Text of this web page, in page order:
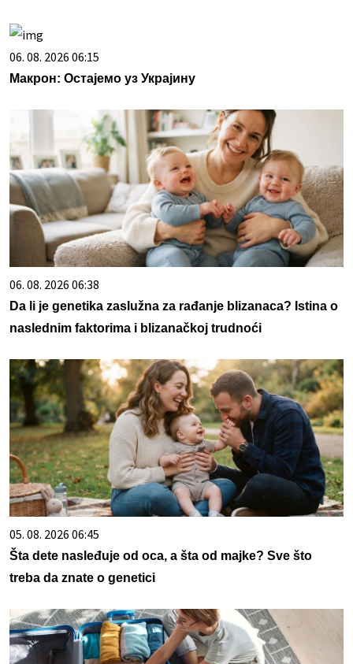
06. 08. 2026 06:15
Макрон: Остајемо уз Украјину
06. 08. 2026 06:38
Da li je genetika zaslužna za rađanje blizanaca? Istina o
naslednim faktorima i blizanačkoj trudnoći
05. 08. 2026 06:45
Šta dete nasleđuje od oca, a šta od majke? Sve što
treba da znate o genetici